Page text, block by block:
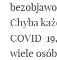
Chyba
COVID-
wiele